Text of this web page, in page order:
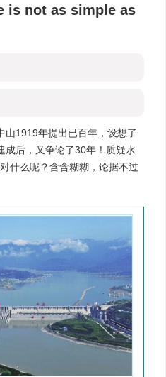
is not as simple as
山1919年提出已百年，设想了
成后，又争论了30年！质疑水
什么呢？含含糊糊，论据不过